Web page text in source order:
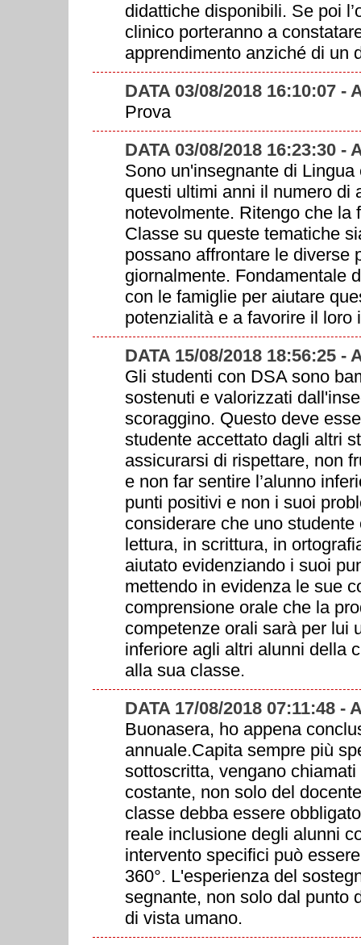
didattiche disponibili. Se poi
clinico porteranno a
apprendimento anziché di un
DATA 03/08/2018 16:10:07 -
Prova
DATA 03/08/2018 16:23:30 -
Sono un'insegnante di
questi ultimi anni il numero di
notevolmente. Ritengo che la
Classe su queste tematiche
possano affrontare le diverse
giornalmente. Fondamentale
con le famiglie per aiutare
potenzialità e a favorire il
DATA 15/08/2018 18:56:25 -
Gli studenti con DSA sono
sostenuti e valorizzati
scoraggino. Questo deve
studente accettato dagli altri
assicurarsi di rispettare, non
e non far sentire l’alunno
punti positivi e non i suoi
considerare che uno
lettura, in scrittura, in
aiutato evidenziando i suoi
mettendo in evidenza le sue
comprensione orale che la
competenze orali sarà per lui
inferiore agli altri alunni della
alla sua classe.
DATA 17/08/2018 07:11:48 -
Buonasera, ho appena
annuale.Capita sempre più
sottoscritta, vengano
costante, non solo del
classe debba essere
reale inclusione degli alunni
intervento specifici può
360°. L'esperienza del
segnante, non solo dal punto
di vista umano.